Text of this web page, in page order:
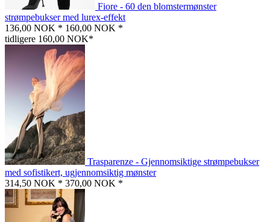
Fiore - 60 den blomstermønster
strømpebukser med lurex-effekt
136,00 NOK * 160,00 NOK *
tidligere 160,00 NOK*
Trasparenze - Gjennomsiktige strømpebukser
med sofistikert, ugjennomsiktig mønster
314,50 NOK * 370,00 NOK *